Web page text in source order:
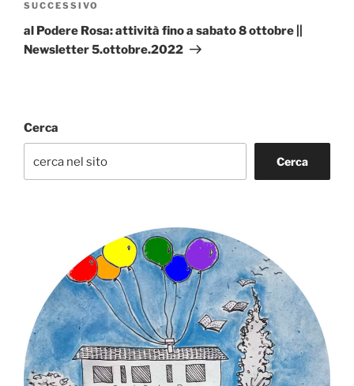
Articolo
successivo
SUCCESSIVO
al Podere Rosa: attività fino a sabato 8 ottobre ||
Newsletter 5.ottobre.2022
Cerca
Cerca